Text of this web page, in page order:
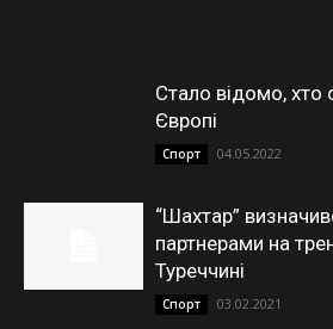
Стало відомо,
Європі
Спорт 04.05.2022
“Шахтар”
партнерами на
Туреччині
Спорт 03.02.2021